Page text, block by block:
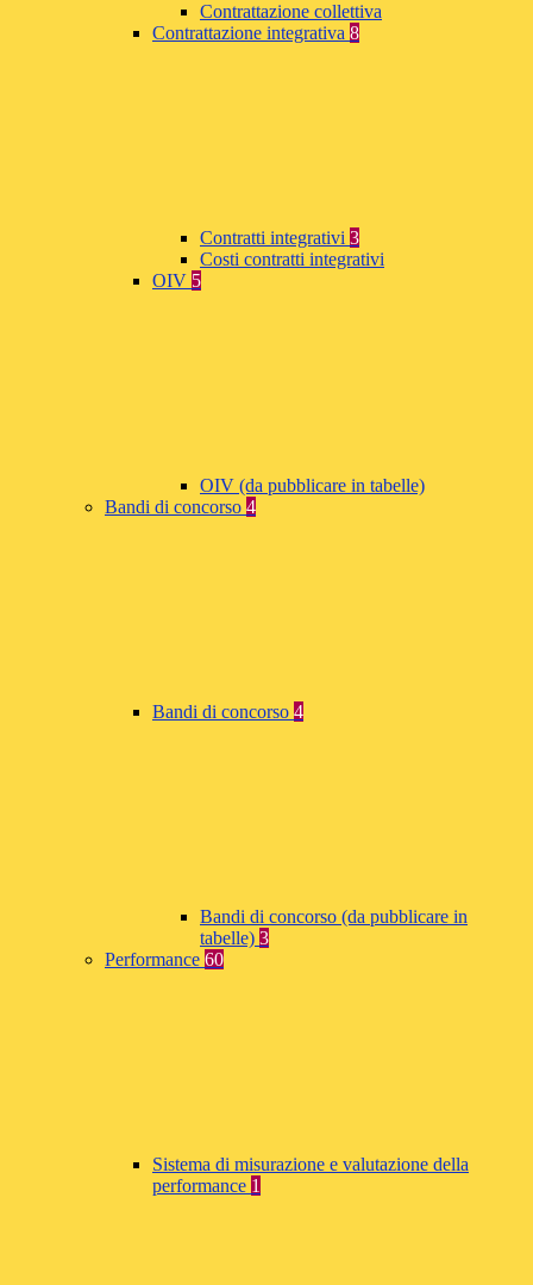
Contrattazione collettiva
Contrattazione integrativa 8
Contratti integrativi 3
Costi contratti integrativi
OIV 5
OIV (da pubblicare in tabelle)
Bandi di concorso 4
Bandi di concorso 4
Bandi di concorso (da pubblicare in
tabelle) 3
Performance 60
Sistema di misurazione e valutazione della
performance 1